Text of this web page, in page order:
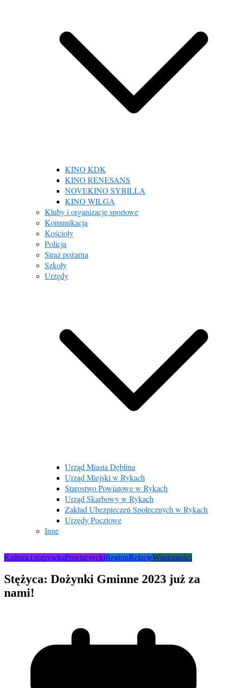
KINO KDK
KINO RENESANS
NOVEKINO SYBILLA
KINO WILGA
Kluby i organizacje sportowe
Komunikacja
Kościoły
Policja
Straż pożarna
Szkoły
Urzędy
Urząd Miasta Dęblina
Urząd Miejski w Rykach
Starostwo Powiatowe w Rykach
Urząd Skarbowy w Rykach
Zakład Ubezpieczeń Społecznych w Rykach
Urzędy Pocztowe
Inne
Kultura i rozrywkaPowiat ryckiRegionRelacjeWiadomości
Stężyca: Dożynki Gminne 2023 już za
nami!